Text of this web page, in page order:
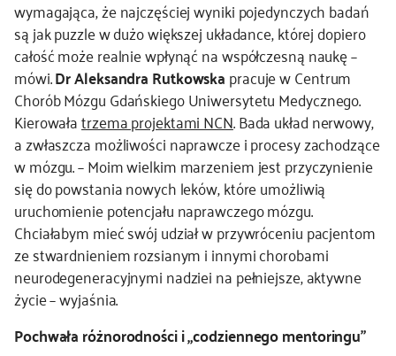
wymagająca, że najczęściej wyniki pojedynczych badań
są jak puzzle w dużo większej układance, której dopiero
całość może realnie wpłynąć na współczesną naukę –
mówi.Dr Aleksandra Rutkowskapracuje w Centrum
Chorób Mózgu Gdańskiego Uniwersytetu Medycznego.
Kierowałatrzema projektami NCN. Bada układ nerwowy,
a zwłaszcza możliwości naprawcze i procesy zachodzące
w mózgu. – Moim wielkim marzeniem jest przyczynienie
się do powstania nowych leków, które umożliwią
uruchomienie potencjału naprawczego mózgu.
Chciałabym mieć swój udział w przywróceniu pacjentom
ze stwardnieniem rozsianym i innymi chorobami
neurodegeneracyjnymi nadziei na pełniejsze, aktywne
życie – wyjaśnia.
Pochwała różnorodności i „codziennego mentoringu”